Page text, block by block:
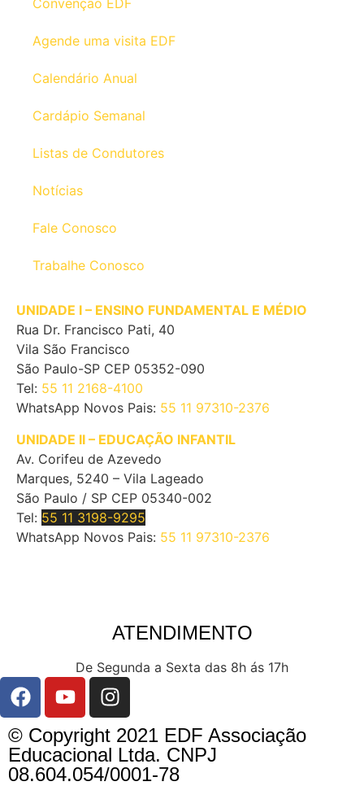
Convenção EDF
Agende uma visita EDF
Calendário Anual
Cardápio Semanal
Listas de Condutores
Notícias
Fale Conosco
Trabalhe Conosco
UNIDADE I – ENSINO FUNDAMENTAL E MÉDIO
Rua Dr. Francisco Pati, 40
Vila São Francisco
São Paulo-SP CEP 05352-090
Tel: 55 11 2168-4100
WhatsApp Novos Pais: 55 11 97310-2376
UNIDADE II – EDUCAÇÃO INFANTIL
Av. Corifeu de Azevedo
Marques, 5240 – Vila Lageado
São Paulo / SP CEP 05340-002
Tel: 55 11 3198-9295
WhatsApp Novos Pais: 55 11 97310-2376
ATENDIMENTO
De Segunda a Sexta das 8h ás 17h
© Copyright 2021 EDF Associação
Educacional Ltda. CNPJ
08.604.054/0001-78